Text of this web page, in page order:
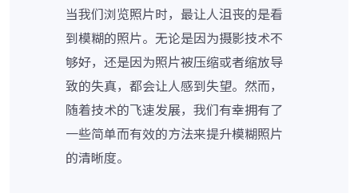
当我们浏览照片时，最让人沮丧的是看
到模糊的照片。无论是因为摄影技术不
够好，还是因为照片被压缩或者缩放导
致的失真，都会让人感到失望。然而，
随着技术的飞速发展，我们有幸拥有了
一些简单而有效的方法来提升模糊照片
的清晰度。